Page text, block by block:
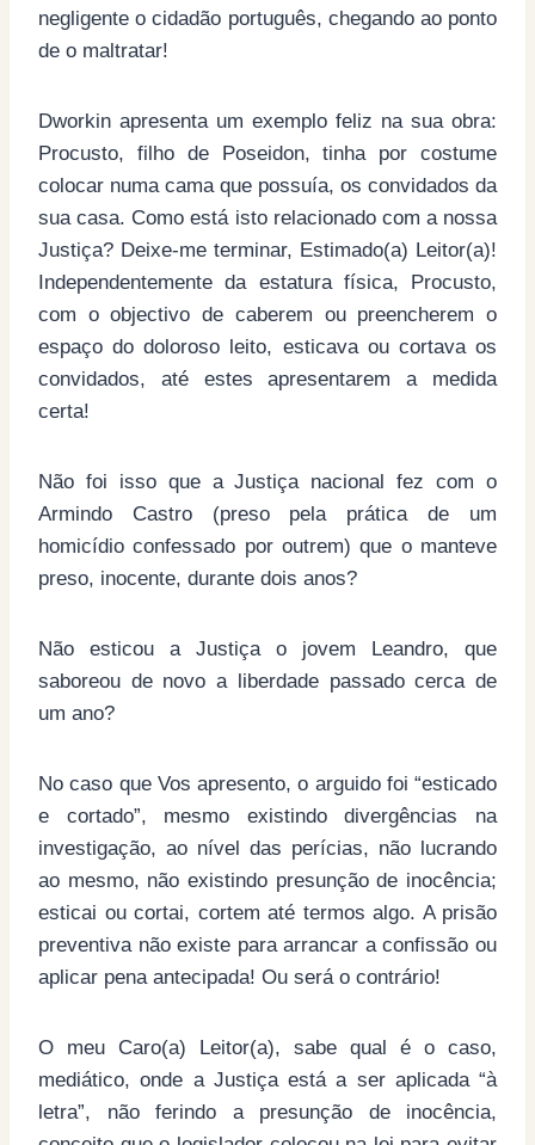
negligente o cidadão português, chegando ao ponto
de o maltratar!
Dworkin apresenta um exemplo feliz na sua obra:
Procusto, filho de Poseidon, tinha por costume
colocar numa cama que possuía, os convidados da
sua casa. Como está isto relacionado com a nossa
Justiça? Deixe-me terminar, Estimado(a) Leitor(a)!
Independentemente da estatura física, Procusto,
com o objectivo de caberem ou preencherem o
espaço do doloroso leito, esticava ou cortava os
convidados, até estes apresentarem a medida
certa!
Não foi isso que a Justiça nacional fez com o
Armindo Castro (preso pela prática de um
homicídio confessado por outrem) que o manteve
preso, inocente, durante dois anos?
Não esticou a Justiça o jovem Leandro, que
saboreou de novo a liberdade passado cerca de
um ano?
No caso que Vos apresento, o arguido foi “esticado
e cortado”, mesmo existindo divergências na
investigação, ao nível das perícias, não lucrando
ao mesmo, não existindo presunção de inocência;
esticai ou cortai, cortem até termos algo. A prisão
preventiva não existe para arrancar a confissão ou
aplicar pena antecipada! Ou será o contrário!
O meu Caro(a) Leitor(a), sabe qual é o caso,
mediático, onde a Justiça está a ser aplicada “à
letra”, não ferindo a presunção de inocência,